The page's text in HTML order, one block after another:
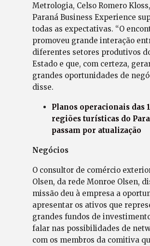
Metrologia, Celso Romero
Paraná Business Experience
todas as expectativas. “O
promoveu grande interação
diferentes setores produtivos
Estado e que, com certeza,
grandes oportunidades de
disse.
Planos operacionais das
regiões turísticas do
passam por atualização
Negócios
O consultor de comércio
Olsen, da rede Monroe Olsen,
missão deu à empresa a
apresentar os ativos que
grandes fundos de
falar nas possibilidades de
com os membros da comitiva